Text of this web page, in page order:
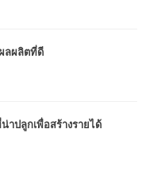
ลผลิตที่ดี
ปลูกเพื่อสร้างรายได้